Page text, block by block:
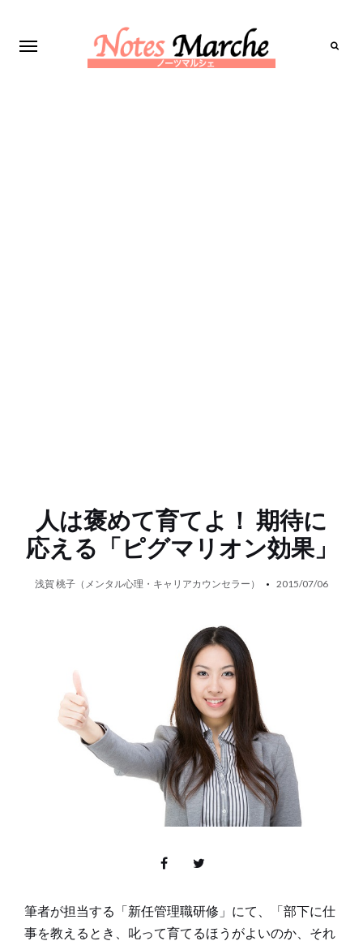
人は褒めて育てよ！ 期待に
応える「ピグマリオン効果」
浅賀 桃子（メンタル心理・キャリアカウンセラー） 2015/07/06
筆者が担当する「新任管理職研修」にて、「部下に仕
事を教えるとき、叱って育てるほうがよいのか、それ